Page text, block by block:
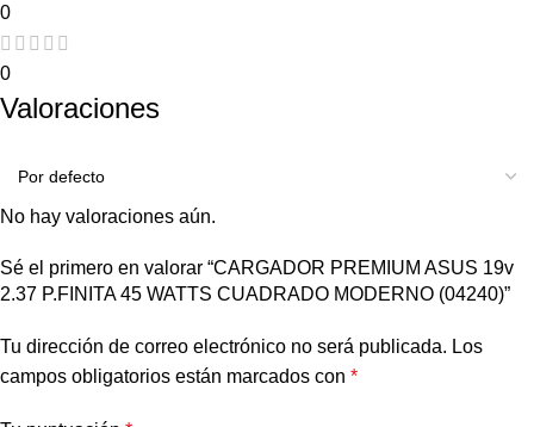
0
0
Valoraciones
No hay valoraciones aún.
Sé el primero en valorar “CARGADOR PREMIUM ASUS 19v
2.37 P.FINITA 45 WATTS CUADRADO MODERNO (04240)”
Tu dirección de correo electrónico no será publicada. Los
campos obligatorios están marcados con *